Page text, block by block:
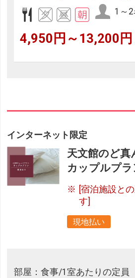
1～2
4,950円～13,200円
インターネット限定
天文館のど真
カップルプラ
[宿泊施設と
す]
現地払い
部屋：食事/1室あたりの定員